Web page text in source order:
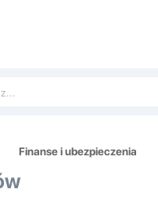
Finanse i ubezpieczenia